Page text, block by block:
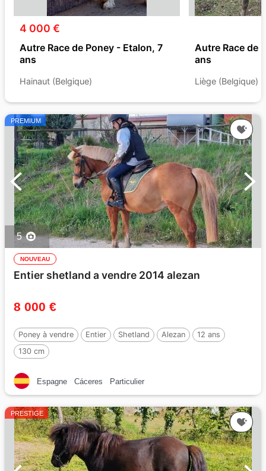
4 000 €
Autre Race de Poney - Etalon, 7
ans
Hainaut (Belgique)
Autre Race de
ans
Liège (Belgique)
PREMIUM
5
NOUVEAU
Entier shetland a vendre 2014 alezan
8 000 €
Poney à vendre Entier Shetland Alezan
12 ans
130 cm
Espagne Cáceres Particulier
PRESTIGE